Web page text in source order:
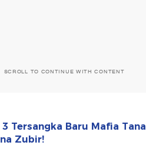
SCROLL TO CONTINUE WITH CONTENT
Tersangka Baru Mafia
Zubir!